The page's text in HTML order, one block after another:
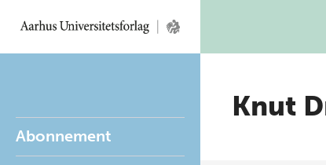
Abonnement
Knut